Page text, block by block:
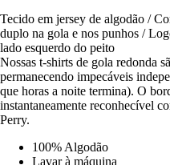
Tecido em jersey de algodão /
duplo na gola e nos punhos /
lado esquerdo do peito
Nossas t-shirts de gola redonda
permanecendo impecáveis
que horas a noite termina). O
instantaneamente reconhecível
Perry.
100% Algodão
Lavar à máquina